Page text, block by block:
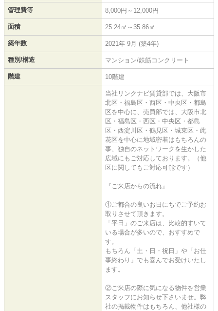
管理費等 8,000円～12,000円
面積 25.24㎡～35.86㎡
築年数 2021年 9月 (築4年)
種別/構造 マンション/鉄筋コンクリート
階建 10階建
当社リンクナビ賃貸部では、大阪市
北区・福島区・西区・中央区・都島
区を中心に、売買部では、大阪市北
区・福島区・西区・中央区・都島
区・西淀川区・鶴見区・城東区・此
花区を中心に地域密着はもちろんの
事、独自のネットワークを生かした
広域にもご対応しております。（他
区に関してもご対応可能です）
『ご来店からの流れ』
①ご都合の良いお日にちでご予約お
取りさせて頂きます。
「平日」のご来店は、比較的すいて
いる場合が多いので、おすすめで
す。
もちろん「土・日・祝日」や「お仕
事終わり」でも喜んでお受けいたし
ます。
②ご来店の際に気になる物件を営業
スタッフにお知らせ下さいませ。弊
社の掲載物件はもちろん、他社様の